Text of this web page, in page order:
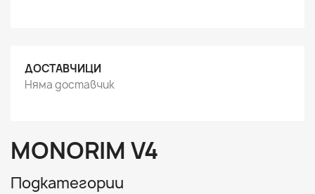
ДОСТАВЧИЦИ
Няма доставчик
MONORIM V4
Подкатегории